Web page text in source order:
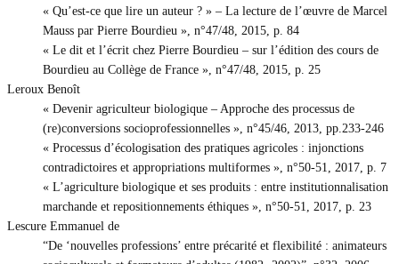
« Qu’est-ce que lire un auteur ? » – La lecture de l’œuvre de Marcel
Mauss par Pierre Bourdieu », n°47/48, 2015, p. 84
« Le dit et l’écrit chez Pierre Bourdieu – sur l’édition des cours de
Bourdieu au Collège de France », n°47/48, 2015, p. 25
Leroux Benoît
« Devenir agriculteur biologique – Approche des processus de
(re)conversions socioprofessionnelles », n°45/46, 2013, pp.233-246
« Processus d’écologisation des pratiques agricoles : injonctions
contradictoires et appropriations multiformes », n°50-51, 2017, p. 7
« L’agriculture biologique et ses produits : entre institutionnalisation
marchande et repositionnements éthiques », n°50-51, 2017, p. 23
Lescure Emmanuel de
“De ‘nouvelles professions’ entre précarité et flexibilité : animateurs